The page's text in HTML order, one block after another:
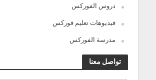
دروس الفوركس
فيديوهات تعليم فوركس
مدرسة الفوركس
تواصل معنا